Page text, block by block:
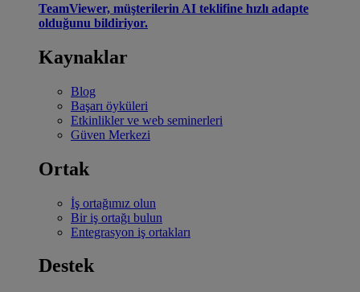
TeamViewer, müşterilerin AI teklifine hızlı adapte
olduğunu bildiriyor.
Kaynaklar
Blog
Başarı öyküleri
Etkinlikler ve web seminerleri
Güven Merkezi
Ortak
İş ortağımız olun
Bir iş ortağı bulun
Entegrasyon iş ortakları
Destek